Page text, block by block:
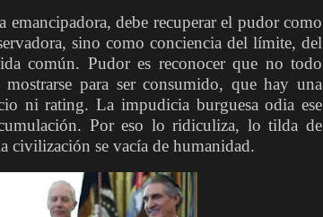
emancipadora, debe recuperar el pudor como
sino como conciencia del límite, del
común. Pudor es reconocer que no todo
para ser consumido, que hay una
ni rating. La impudicia burguesa odia ese
Por eso lo ridiculiza, lo tilda de
civilización se vacía de humanidad.